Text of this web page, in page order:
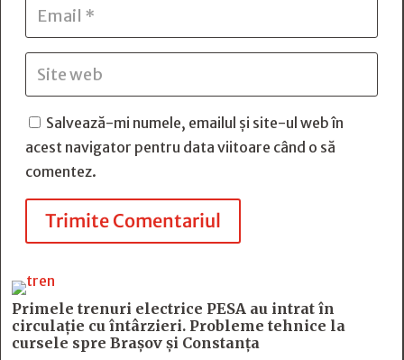
Salvează-mi numele, emailul și site-ul web în
acest navigator pentru data viitoare când o să
comentez.
Trimite Comentariul
Primele trenuri electrice PESA au intrat în
circulație cu întârzieri. Probleme tehnice la
cursele spre Brașov și Constanța